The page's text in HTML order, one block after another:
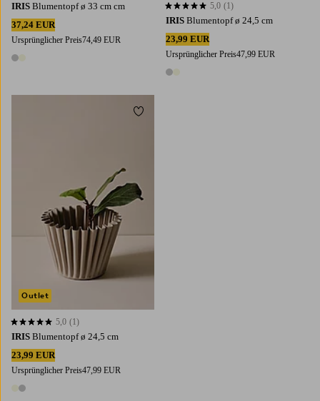
IRIS Blumentopf ø 33 cm cm
37,24 EUR
Ursprünglicher Preis74,49 EUR
2 Farben
IRIS Blumentopf ø 24,5 cm
23,99 EUR
Ursprünglicher Preis47,99 EUR
2 Farben
5,0 basierend auf 1 Bewertungen
5,0 (1)
IRIS Blumentopf ø 24,5 cm
23,99 EUR
Ursprünglicher Preis47,99 EUR
2 Farben
5,0 basierend auf 1 Bewertungen
5,0 (1)
Outlet
Zu Favoriten hinzufügen